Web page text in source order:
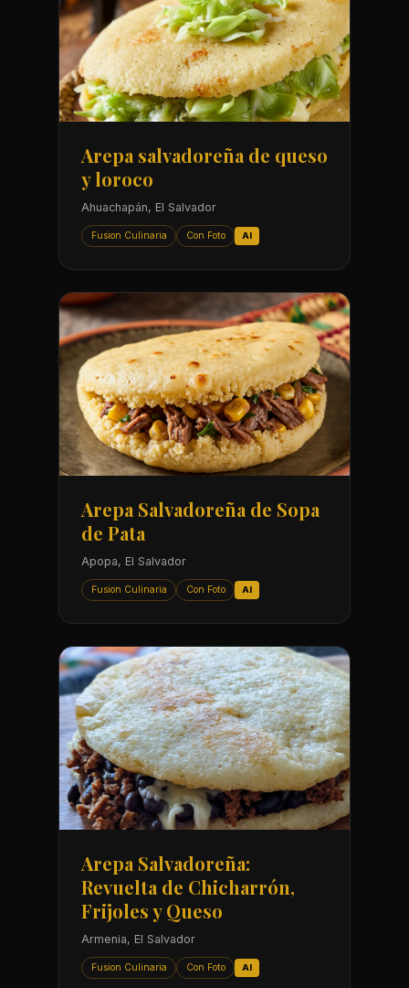
Arepa salvadoreña de queso
y loroco
Ahuachapán, El Salvador
Fusion Culinaria Con Foto AI
Arepa Salvadoreña de Sopa
de Pata
Apopa, El Salvador
Fusion Culinaria Con Foto AI
Arepa Salvadoreña:
Revuelta de Chicharrón,
Frijoles y Queso
Armenia, El Salvador
Fusion Culinaria Con Foto AI